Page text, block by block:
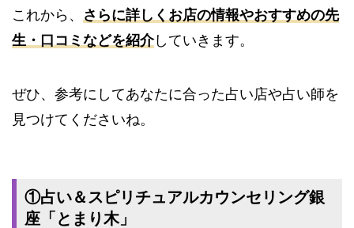
これから、 さらに詳しくお店の情報やおすすめの先
生・口コミなどを紹介していきます。
ぜひ、参考にしてあなたに合った占い店や占い師を
見つけてくださいね。
①占い＆スピリチュアルカウンセリング銀
座「とまり木」